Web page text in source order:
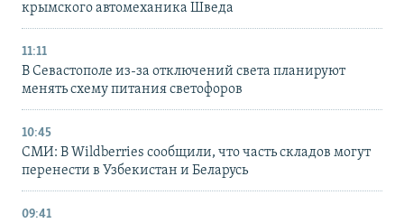
крымского автомеханика Шведа
11:11
В Севастополе из-за отключений света планируют
менять схему питания светофоров
10:45
СМИ: В Wildberries сообщили, что часть складов могут
перенести в Узбекистан и Беларусь
09:41